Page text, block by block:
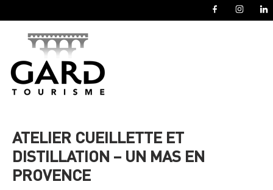
ATELIER CUEILLETTE ET
DISTILLATION – UN MAS EN
PROVENCE